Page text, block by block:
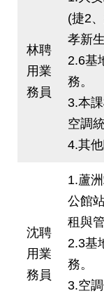
林聘
用業
務員
(捷2
孝新
2.6基
務。
3.本
空調
4.其
沈聘
用業
務員
1.蘆
公館
租與管
2.3基
務。
3.空